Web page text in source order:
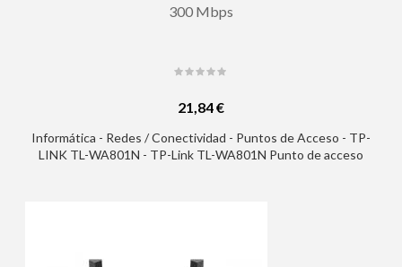
300 Mbps
21,84 €
Informática - Redes / Conectividad - Puntos de Acceso - TP-
LINK TL-WA801N - TP-Link TL-WA801N Punto de acceso